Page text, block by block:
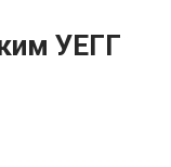
УЕГГ